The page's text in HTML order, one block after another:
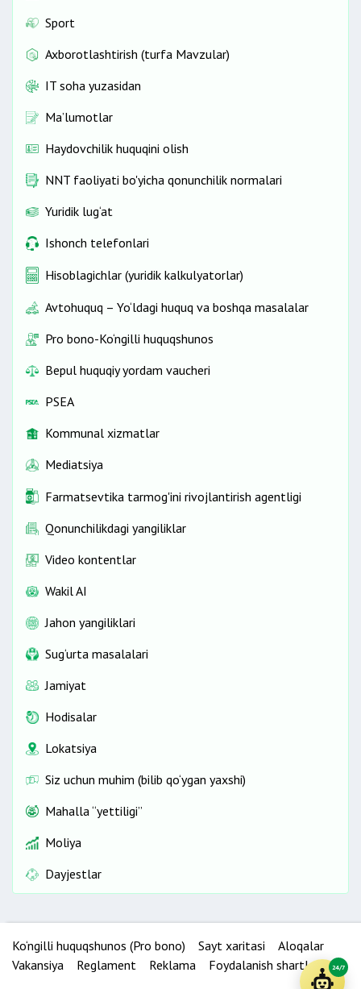
Sport
Axborotlashtirish (turfa Mavzular)
IT soha yuzasidan
Ma’lumotlar
Haydovchilik huquqini olish
NNT faoliyati bo'yicha qonunchilik normalari
Yuridik lug‘at
Ishonch telefonlari
Hisoblagichlar (yuridik kalkulyatorlar)
Avtohuquq – Yo‘ldagi huquq va boshqa masalalar
Pro bono-Ko‘ngilli huquqshunos
Bepul huquqiy yordam vaucheri
PSEA
Kommunal xizmatlar
Mediatsiya
Farmatsevtika tarmog'ini rivojlantirish agentligi
Qonunchilikdagi yangiliklar
Video kontentlar
Wakil AI
Jahon yangiliklari
Sug‘urta masalalari
Jamiyat
Hodisalar
Lokatsiya
Siz uchun muhim (bilib qo‘ygan yaxshi)
Mahalla “yettiligi”
Moliya
Dayjestlar
Ko‘ngilli huquqshunos (Pro bono) Sayt xaritasi
Aloqalar
Vakansiya
Reglament Reklama Foydalanish shartlari 24/7